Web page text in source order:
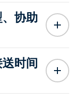
协助
时间